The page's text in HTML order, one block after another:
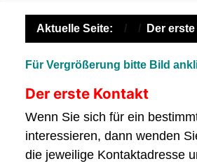
Aktuelle Seite: Der
Für Vergrößerung bitte Bild
Der erste Kontakt
Wenn Sie sich für ein
interessieren, dann wenden
die jeweilige Kontaktadresse